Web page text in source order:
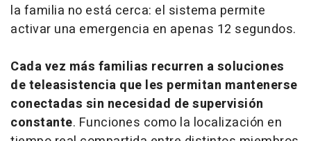
la familia no está cerca: el sistema permite
activar una emergencia en apenas 12 segundos.
Cada vez más familias recurren a soluciones
de teleasistencia que les permitan mantenerse
conectadas sin necesidad de supervisión
constante. Funciones como la localización en